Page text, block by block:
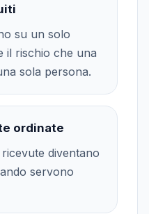
su un solo
il rischio che una
sola persona.
ordinate
diventano
servono